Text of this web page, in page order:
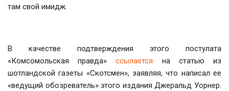
там свой имидж.
В качестве подтверждения этого постулата
«Комсомольская правда»ссылается на статью из
шотландской газеты «Скотсмен», заявляя, что написал ее
«ведущий обозреватель» этого издания Джеральд Уорнер.